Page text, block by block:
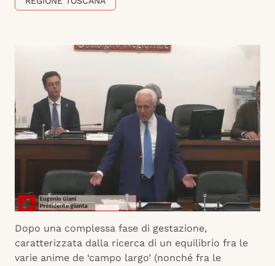
Dopo una complessa fase di gestazione,
caratterizzata dalla ricerca di un equilibrio fra le
varie anime de ‘campo largo’ (nonché fra le